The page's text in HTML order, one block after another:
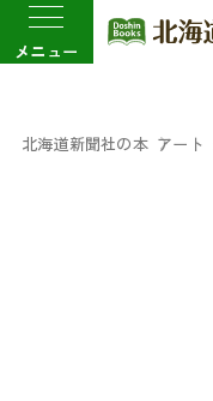
メニュー
北海道新聞社の本 アート